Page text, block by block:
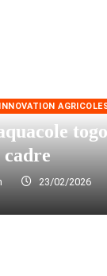
INNOVATION
cadre
23/02/2026